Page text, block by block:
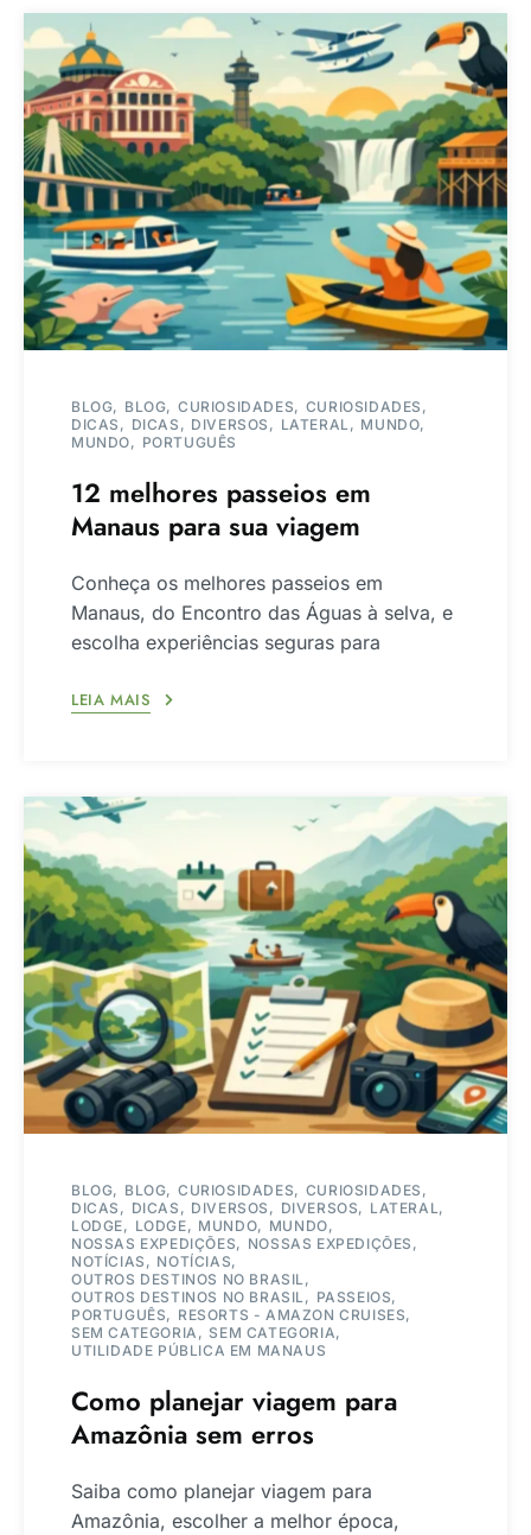
BLOG BLOG CURIOSIDADES
CURIOSIDADES
DICAS
DICAS DIVERSOS LATERAL
MUNDO
MUNDO
PORTUGUÊS
12 melhores passeios em
Manaus para sua viagem
Conheça os melhores passeios em
Manaus, do Encontro das Águas à selva, e
escolha experiências seguras para
LEIA MAIS
BLOG BLOG CURIOSIDADES
CURIOSIDADES
DICAS
DICAS DIVERSOS DIVERSOS
LATERAL
LODGE
LODGE MUNDO
MUNDO
NOSSAS EXPEDIÇÕES
NOSSAS EXPEDIÇÕES
NOTÍCIAS
NOTÍCIAS
OUTROS DESTINOS NO BRASIL
OUTROS DESTINOS NO BRASIL
PASSEIOS
PORTUGUÊS
RESORTS - AMAZON CRUISES
SEM CATEGORIA
SEM CATEGORIA
UTILIDADE PÚBLICA EM MANAUS
Como planejar viagem para
Amazônia sem erros
Saiba como planejar viagem para
Amazônia, escolher a melhor época,